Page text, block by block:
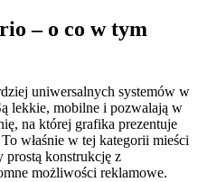
– o co w tym
uniwersalnych systemów w
lekkie, mobilne i pozwalają w
na której grafika prezentuje
właśnie w tej kategorii mieści
prostą konstrukcję z
możliwości reklamowe.